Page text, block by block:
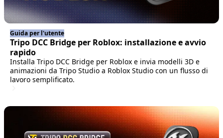
Guida per l'utente
Tripo DCC Bridge per Roblox: installazione e avvio
rapido
Installa Tripo DCC Bridge per Roblox e invia modelli 3D e
animazioni da Tripo Studio a Roblox Studio con un flusso di
lavoro semplificato.